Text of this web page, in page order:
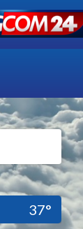
37°